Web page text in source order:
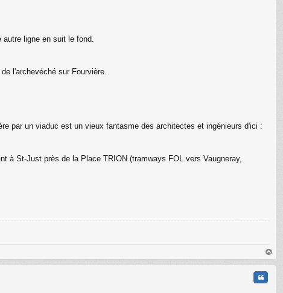
ligne en suit le fond.
l'archevéché sur Fourvière.
par un viaduc est un vieux fantasme des architectes et ingénieurs d'ici :
à St-Just près de la Place TRION (tramways FOL vers Vaugneray,
au